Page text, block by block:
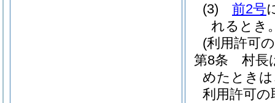
(3)
前2号
れるとき
(利用許可
第8条
村長
めたとき
利用許可